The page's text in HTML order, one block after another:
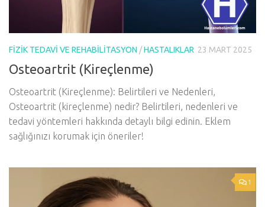
FIZIK TEDAVI VE REHABILITASYON /HASTALIKLAR 23 MART 2025
Osteoartrit (Kireçlenme)
Osteoartrit (Kireçlenme): Belirtileri ve Nedenleri,
Osteoartrit (kireçlenme) nedir? Belirtileri, nedenleri ve
tedavi yöntemleri hakkında detaylı bilgi edinin. Eklem
sağlığınızı korumak için öneriler!
1